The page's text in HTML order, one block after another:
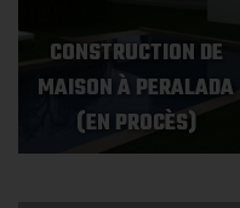
CONSTRUCTION DE
MAISON À PERALADA
(EN PROCÈS)